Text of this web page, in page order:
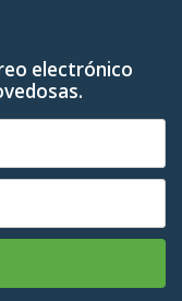
electrónico